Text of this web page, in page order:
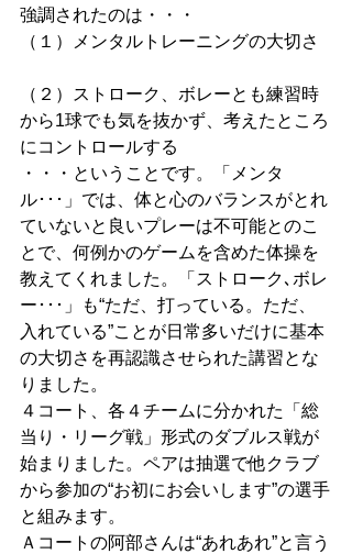
強調されたのは・・・
（１）メンタルトレーニングの大切さ
（２）ストローク、ボレーとも練習時
から1球でも気を抜かず、考えたところ
にコントロールする
・・・ということです。「メンタ
ル･･･」では、体と心のバランスがとれ
ていないと良いプレーは不可能とのこ
とで、何例かのゲームを含めた体操を
教えてくれました。「ストローク､ボレ
ー･･･」も“ただ、打っている。ただ、
入れている”ことが日常多いだけに基本
の大切さを再認識させられた講習とな
りました。
４コート、各４チームに分かれた「総
当り・リーグ戦」形式のダブルス戦が
始まりました。ペアは抽選で他クラブ
から参加の“お初にお会いします”の選手
と組みます。
Ａコートの阿部さんは“あれあれ”と言う